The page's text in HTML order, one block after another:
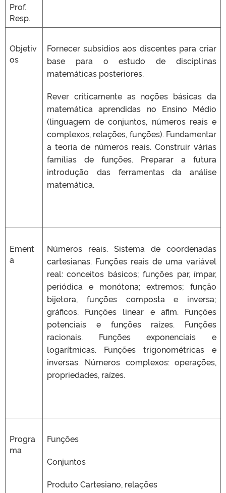
Prof.
Resp.
Objetiv
os
Fornecer subsídios aos discentes para criar
base para o estudo de disciplinas
matemáticas posteriores.
Rever criticamente as noções básicas da
matemática aprendidas no Ensino Médio
(linguagem de conjuntos, números reais e
complexos, relações, funções). Fundamentar
a teoria de números reais. Construir várias
famílias de funções. Preparar a futura
introdução das ferramentas da análise
matemática.
Ement
a
Números reais. Sistema de coordenadas
cartesianas. Funções reais de uma variável
real: conceitos básicos; funções par, ímpar,
periódica e monótona; extremos; função
bijetora, funções composta e inversa;
gráficos. Funções linear e afim. Funções
potenciais e funções raízes. Funções
racionais. Funções exponenciais e
logarítmicas. Funções trigonométricas e
inversas. Números complexos: operações,
propriedades, raízes.
Progra
ma
Funções
Conjuntos
Produto Cartesiano, relações